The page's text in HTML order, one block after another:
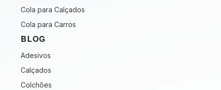
Cola para Calçados
Cola para Carros
BLOG
Adesivos
Calçados
Colchões